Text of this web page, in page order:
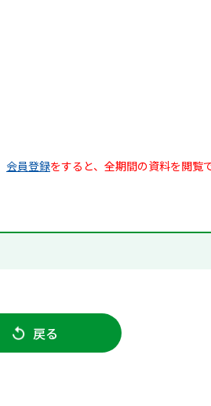
会員登録をすると、全期間の資料を閲覧
戻る